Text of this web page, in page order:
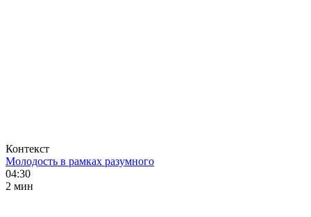
Контекст
Молодость в рамках разумного
04:30
2 мин